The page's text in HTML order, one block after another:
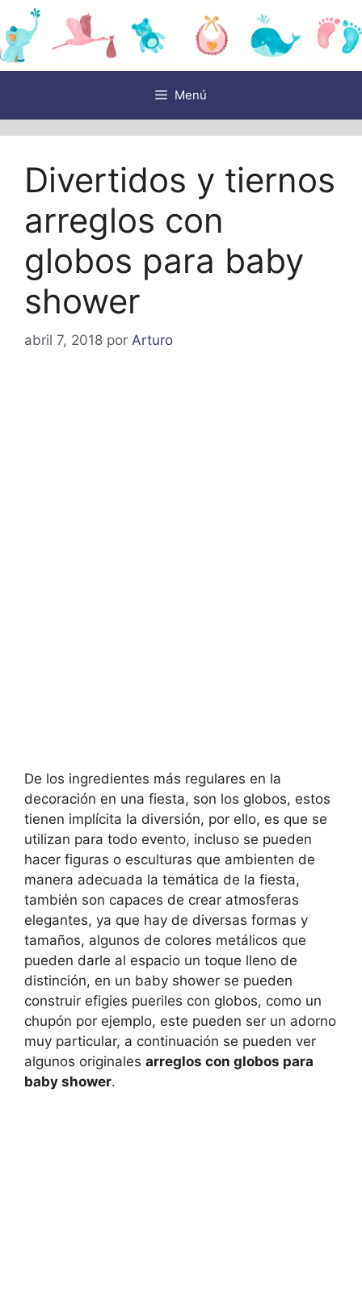
Saltar
al
contenido
Menú
Divertidos y tiernos
arreglos con
globos para baby
shower
abril 7, 2018 por Arturo
De los ingredientes más regulares en la
decoración en una fiesta, son los globos, estos
tienen implícita la diversión, por ello, es que se
utilizan para todo evento, incluso se pueden
hacer figuras o esculturas que ambienten de
manera adecuada la temática de la fiesta,
también son capaces de crear atmosferas
elegantes, ya que hay de diversas formas y
tamaños, algunos de colores metálicos que
pueden darle al espacio un toque lleno de
distinción, en un baby shower se pueden
construir efigies pueriles con globos, como un
chupón por ejemplo, este pueden ser un adorno
muy particular, a continuación se pueden ver
algunos originales arreglos con globos para
baby shower.